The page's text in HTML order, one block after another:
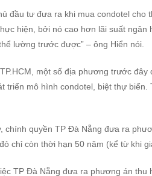
đầu tư đưa ra khi mua condotel
hiện, bởi nó cao hơn lãi suất
lường trước được” – ông Hiển nói.
một số địa phương trước
triển mô hình condotel, biệt thự
chính quyền TP Đà Nẵng đưa ra
chỉ còn thời hạn 50 năm (kể từ khi
TP Đà Nẵng đưa ra phương án